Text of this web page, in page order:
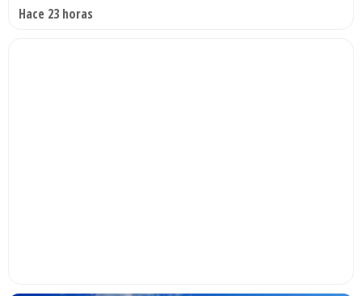
Hace 23 horas